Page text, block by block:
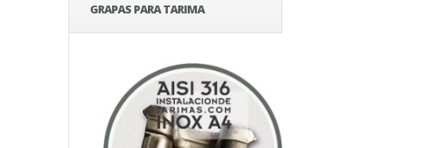
GRAPAS PARA TARIMA